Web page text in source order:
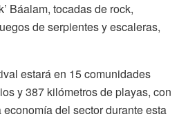
Báalam, tocadas de rock,
de serpientes y escaleras,
estará en 15 comunidades
y 387 kilómetros de playas, con
del sector durante esta